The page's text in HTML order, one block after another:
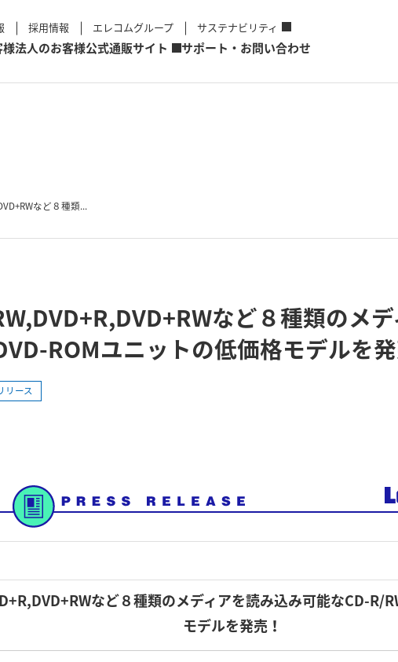
採用情報 エレコムグループ サステナビリティ
様法人のお客様公式通販サイト サポート・お問い合わせ
など８種類...
など８種類のメ
ROMユニットの低価格モデルを発
リース
など８種類のメディアを読み込み可能なCD-R/
モデルを発売！